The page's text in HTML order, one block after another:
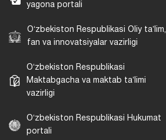
yagona portali
Oʻzbekiston Respublikasi Oliy taʼlim,
fan va innovatsiyalar vazirligi
Oʻzbekiston Respublikasi
Maktabgacha va maktab taʼlimi
vazirligi
Oʻzbekiston Respublikasi Hukumat
portali